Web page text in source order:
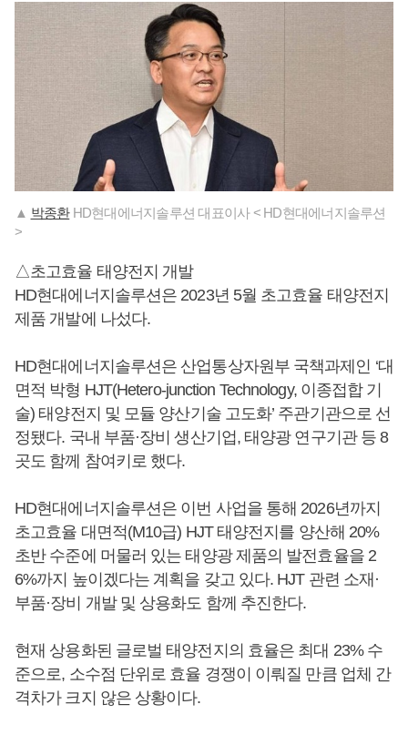
▲ 박종환HD현대에너지솔루션 대표이사 < HD현대에너지솔루션
>
△초고효율 태양전지 개발
HD현대에너지솔루션은 2023년 5월 초고효율 태양전지
제품 개발에 나섰다.
HD현대에너지솔루션은 산업통상자원부 국책과제인 ‘대
면적 박형 HJT(Hetero-junction Technology, 이종접합 기
술) 태양전지 및 모듈 양산기술 고도화’ 주관기관으로 선
정됐다. 국내 부품·장비 생산기업, 태양광 연구기관 등 8
곳도 함께 참여키로 했다.
HD현대에너지솔루션은 이번 사업을 통해 2026년까지
초고효율 대면적(M10급) HJT 태양전지를 양산해 20%
초반 수준에 머물러 있는 태양광 제품의 발전효율을 2
6%까지 높이겠다는 계획을 갖고 있다. HJT 관련 소재·
부품·장비 개발 및 상용화도 함께 추진한다.
현재 상용화된 글로벌 태양전지의 효율은 최대 23% 수
준으로, 소수점 단위로 효율 경쟁이 이뤄질 만큼 업체 간
격차가 크지 않은 상황이다.